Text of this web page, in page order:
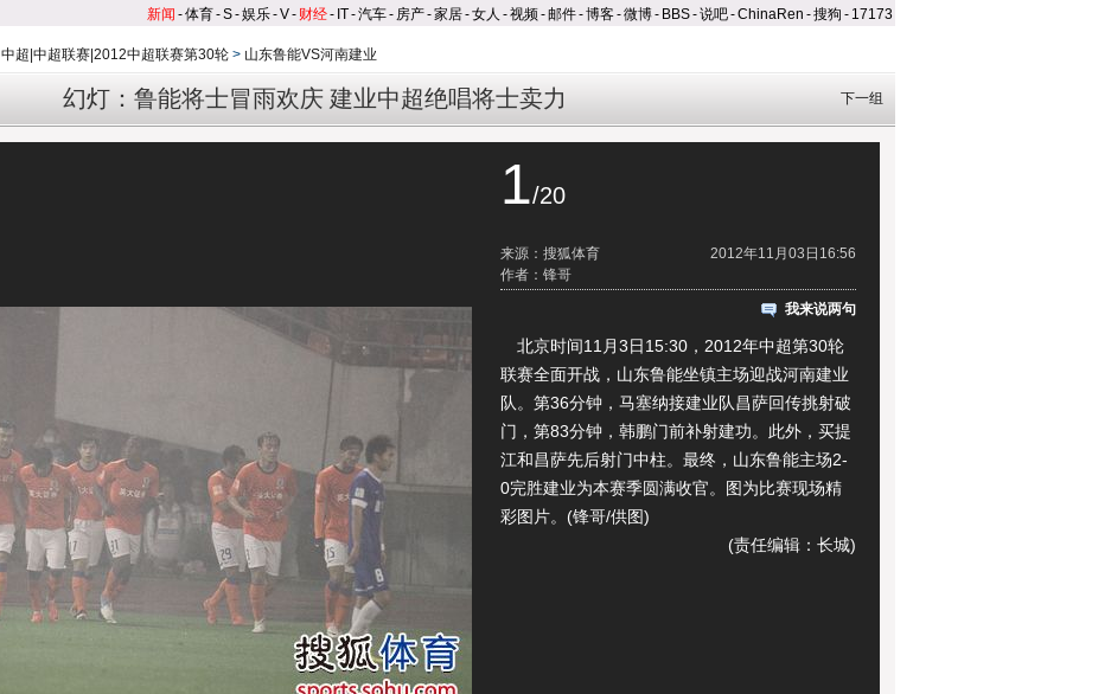
新闻 -体育-S-娱乐-V- 财经- IT-汽车- 房产-家居-女人 -视频-邮件-博客-微博- BBS-说吧-ChinaRen -搜狗 - 17173
中超|中超联赛|2012中超联赛第30轮 > 山东鲁能VS河南建业
幻灯：鲁能将士冒雨欢庆 建业中超绝唱将士卖力 下一组
1/20
2012年11月03日16:56
来源：搜狐体育
作者：锋哥
我来说两句
北京时间11月3日15:30，2012年中超第30轮
联赛全面开战，山东鲁能坐镇主场迎战河南建业
队。第36分钟，马塞纳接建业队昌萨回传挑射破
门，第83分钟，韩鹏门前补射建功。此外，买提
江和昌萨先后射门中柱。最终，山东鲁能主场2-
0完胜建业为本赛季圆满收官。图为比赛现场精
彩图片。(锋哥/供图)
(责任编辑：长城)